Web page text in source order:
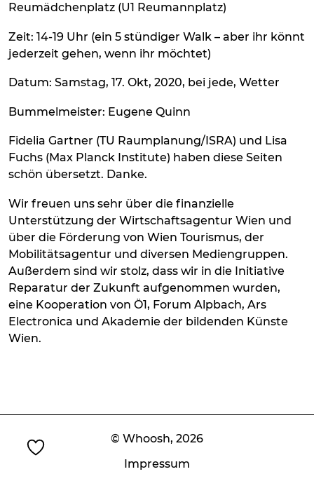
Reumädchenplatz (U1 Reumannplatz)
Zeit: 14-19 Uhr (ein 5 stündiger Walk – aber ihr könnt
jederzeit gehen, wenn ihr möchtet)
Datum: Samstag, 17. Okt, 2020, bei jede, Wetter
Bummelmeister: Eugene Quinn
Fidelia Gartner (TU Raumplanung/ISRA) und Lisa
Fuchs (Max Planck Institute) haben diese Seiten
schön übersetzt. Danke.
Wir freuen uns sehr über die finanzielle
Unterstützung der Wirtschaftsagentur Wien und
über die Förderung von Wien Tourismus, der
Mobilitätsagentur und diversen Mediengruppen.
Außerdem sind wir stolz, dass wir in die Initiative
Reparatur der Zukunft aufgenommen wurden,
eine Kooperation von Ö1, Forum Alpbach, Ars
Electronica und Akademie der bildenden Künste
Wien.
© Whoosh, 2026
Impressum